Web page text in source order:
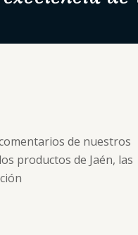
de nuestros
productos de Jaén, las